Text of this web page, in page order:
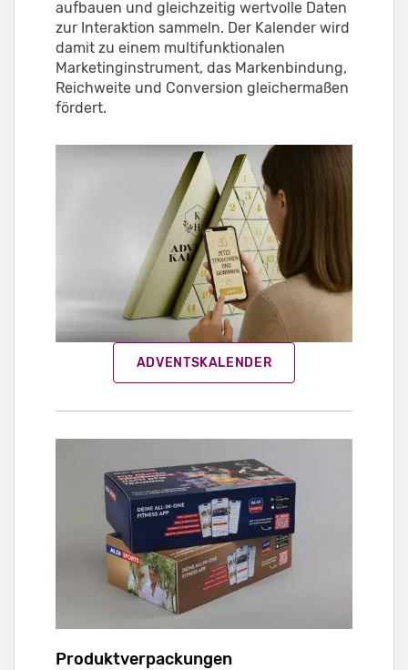
aufbauen und gleichzeitig wertvolle Daten
zur Interaktion sammeln. Der Kalender wird
damit zu einem multifunktionalen
Marketinginstrument, das Markenbindung,
Reichweite und Conversion gleichermaßen
fördert.
ADVENTSKALENDER
Produktverpackungen